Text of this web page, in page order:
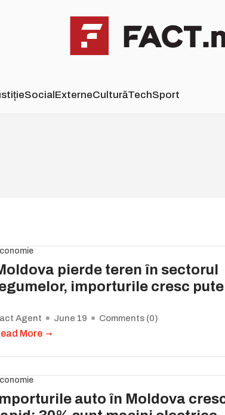
SocialExterneCulturăTechSport
pierde teren în sectorul
importurile cresc
Agent June 19 Comments (0)
More
auto în Moldova